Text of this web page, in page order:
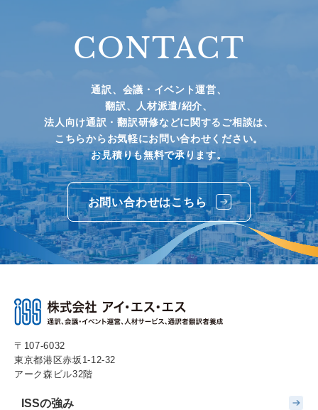
CONTACT
通訳、会議・イベント運営、
翻訳、人材派遣/紹介、
法人向け通訳・翻訳研修などに関するご相談は、
こちらからお気軽にお問い合わせください。
お見積りも無料で承ります。
お問い合わせはこちら
〒107-6032
東京都港区赤坂1-12-32
アーク森ビル32階
ISSの強み